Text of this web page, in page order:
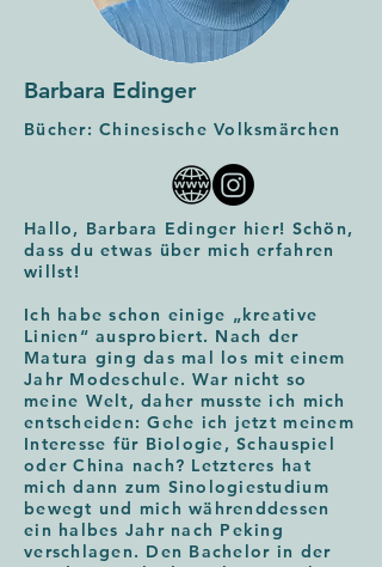
Barbara Edinger
Bücher: Chinesische Volksmärchen
Hallo, Barbara Edinger hier! Schön,
dass du etwas über mich erfahren
willst!
Ich habe schon einige „kreative
Linien“ ausprobiert. Nach der
Matura ging das mal los mit einem
Jahr Modeschule. War nicht so
meine Welt, daher musste ich mich
entscheiden: Gehe ich jetzt meinem
Interesse für Biologie, Schauspiel
oder China nach? Letzteres hat
mich dann zum Sinologiestudium
bewegt und mich währenddessen
ein halbes Jahr nach Peking
verschlagen. Den Bachelor in der